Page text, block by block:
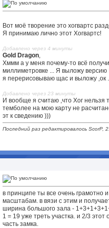
Вот моё творение это хогвартс
Я принимаю лично этот Хогвартс!
Добавлено через 4 минуты
Gold Dragon,
Хммм а у меня почему-то всё
миллиметровке ... Я выложу
я перерисовываю щас и выложу ,ок
Добавлено через 23 минуты
И вообще я считаю ,что Хог нельзя
темболее на мою карту не
эт к сведению )))
Последний раз редактировалось ScorP,
в принципе ты все очень грамотно
масштабам. в вязи с этим и
ширина большого зала -
1 = 19 уже треть участка. и 2/3
часть замка.